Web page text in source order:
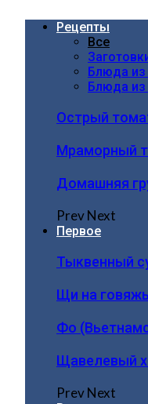
Рецепты
Все
Блюда из
Блюда
Острый
Мраморный
Домашняя
PrevNext
Первое
Тыквенный
Щи на
Фо
Щавелевый
PrevNext